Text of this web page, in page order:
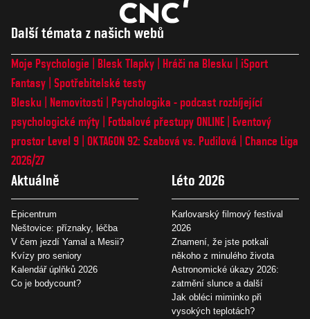
Další témata z našich webů
Moje Psychologie Blesk Tlapky Hráči na Blesku
iSport
Fantasy Spotřebitelské testy
Blesku
Nemovitosti
Psychologika - podcast rozbíjející
psychologické mýty
Fotbalové přestupy ONLINE
Eventový
prostor Level 9 OKTAGON 92: Szabová vs. Pudilová
Chance Liga
2026/27
Aktuálně
Epicentrum
Neštovice: příznaky, léčba
V čem jezdí Yamal a Mesii?
Kvízy pro seniory
Kalendář úplňků 2026
Co je bodycount?
Léto 2026
Karlovarský filmový festival
2026
Znamení, že jste potkali
někoho z minulého života
Astronomické úkazy 2026:
zatmění slunce a další
Jak obléci miminko při
vysokých teplotách?